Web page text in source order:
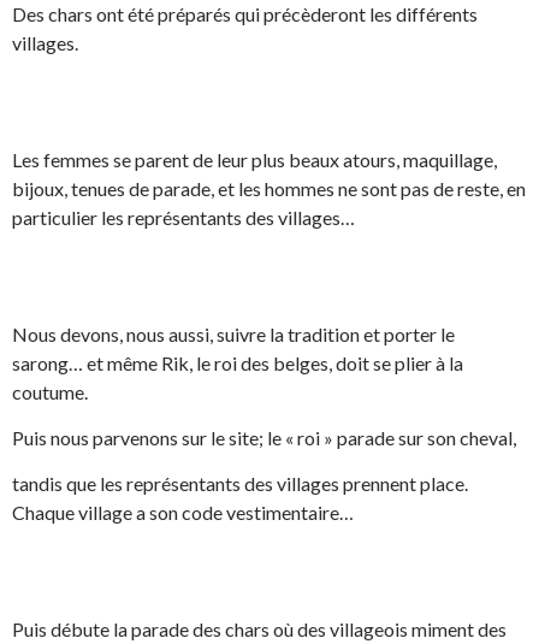
Des chars ont été préparés qui précèderont les différents
villages.
Les femmes se parent de leur plus beaux atours, maquillage,
bijoux, tenues de parade, et les hommes ne sont pas de reste, en
particulier les représentants des villages…
Nous devons, nous aussi, suivre la tradition et porter le
sarong… et même Rik, le roi des belges, doit se plier à la
coutume.
Puis nous parvenons sur le site; le « roi » parade sur son cheval,
tandis que les représentants des villages prennent place.
Chaque village a son code vestimentaire…
Puis débute la parade des chars où des villageois miment des